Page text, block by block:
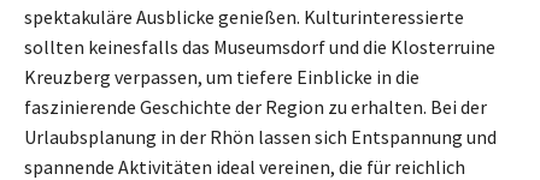
spektakuläre Ausblicke genießen. Kulturinteressierte
sollten keinesfalls das Museumsdorf und die Klosterruine
Kreuzberg verpassen, um tiefere Einblicke in die
faszinierende Geschichte der Region zu erhalten. Bei der
Urlaubsplanung in der Rhön lassen sich Entspannung und
spannende Aktivitäten ideal vereinen, die für reichlich